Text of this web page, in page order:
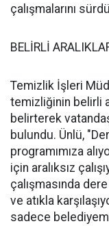
çalışmalarını
BELİRLİ
Temizlik İşleri
temizliğinin belirli
belirterek
bulundu. Ünlü,
programımıza
için aralıksız
çalışmasında
ve atıkla
sadece